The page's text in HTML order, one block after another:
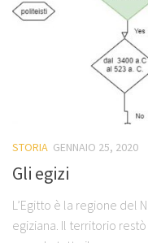
STORIA GENNAIO 25, 2020
Gli egizi
L’Egitto è la regione del
egiziana. Il territorio